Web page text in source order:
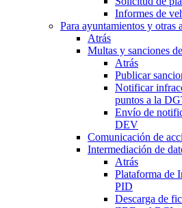
Informes de
Para ayuntamientos y otras
Atrás
Multas y sanciones
Atrás
Publicar
Notificar
puntos a la
Envío de
DEV
Comunicación de
Intermediación de
Atrás
Plataforma de
PID
Descarga de